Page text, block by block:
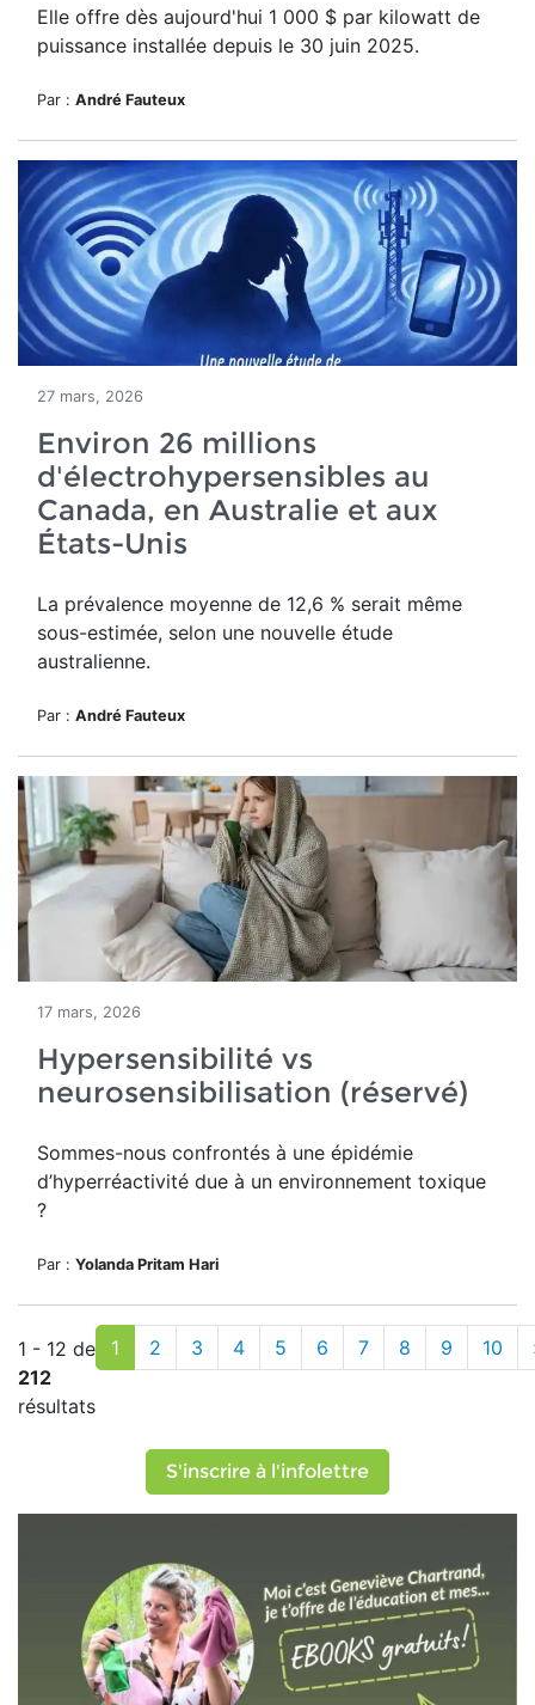
Elle offre dès aujourd'hui 1 000 $ par kilowatt de
puissance installée depuis le 30 juin 2025.
Par : André Fauteux
27 mars, 2026
Environ 26 millions
d'électrohypersensibles au
Canada, en Australie et aux
États-Unis
La prévalence moyenne de 12,6 % serait même
sous-estimée, selon une nouvelle étude
australienne.
Par : André Fauteux
17 mars, 2026
Hypersensibilité vs
neurosensibilisation (réservé)
Sommes-nous confrontés à une épidémie
d’hyperréactivité due à un environnement toxique
?
Par : Yolanda Pritam Hari
1 - 12 de
212
résultats
1 2 3 4 5 6 7 8 9 10
S'inscrire à l'infolettre